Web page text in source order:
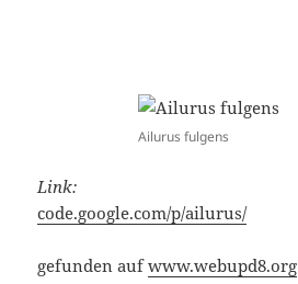
Ailurus fulgens
Link:
code.google.com/p/ailurus/
gefunden aufwww.webupd8.org